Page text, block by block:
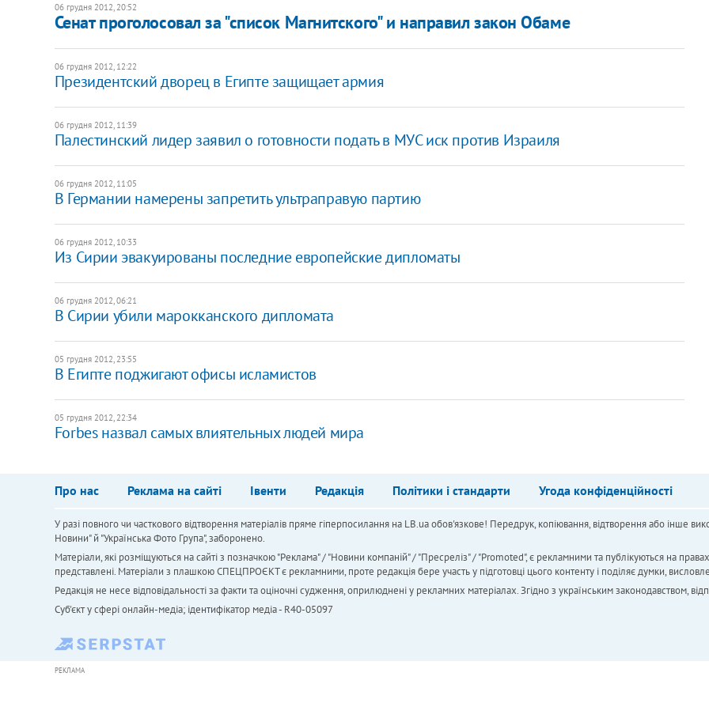
06 грудня 2012, 20:52
Сенат проголосовал за "список Магнитского" и направил закон Обаме
06 грудня 2012, 12:22
Президентский дворец в Египте защищает армия
06 грудня 2012, 11:39
Палестинский лидер заявил о готовности подать в МУС иск против Израиля
06 грудня 2012, 11:05
В Германии намерены запретить ультраправую партию
06 грудня 2012, 10:33
​Из Сирии эвакуированы последние европейские дипломаты
06 грудня 2012, 06:21
В Сирии убили марокканского дипломата
05 грудня 2012, 23:55
В Египте поджигают офисы исламистов
05 грудня 2012, 22:34
Forbes назвал самых влиятельных людей мира
Про нас Реклама на сайті Івенти Редакція Політики і стандарти Угода конфіденційності
У разі повного чи часткового відтворення матеріалів пряме гіперпосилання на LB.ua обов'язкове! Передрук, копіювання, відтворення або інше
Новини" й "Українська Фото Група", заборонено.
Матеріали, які розміщуються на сайті з позначкою "Реклама" / "Новини компаній" / "Пресреліз" / "Promoted", є рекламними та публікуються на
представлені. Матеріали з плашкою СПЕЦПРОЄКТ є рекламними, проте редакція бере участь у підготовці цього контенту і поділяє думки,
Редакція не несе відповідальності за факти та оціночні судження, оприлюднені у рекламних матеріалах. Згідно з українським законодавством,
Cуб'єкт у сфері онлайн-медіа; ідентифікатор медіа - R40-05097
РЕКЛАМА